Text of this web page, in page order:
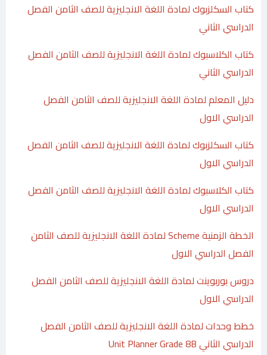
كتاب السكلزبوك لمادة اللغة الانجليزية للصف الثامن الفصل
الدراسي الثاني
كتاب الكلاسبوك لمادة اللغة الانجليزية للصف الثامن الفصل
الدراسي الثاني
دليل المعلم لمادة اللغة الانجليزية للصف الثامن الفصل
الدراسي الاول
كتاب السكلزبوك لمادة اللغة الانجليزية للصف الثامن الفصل
الدراسي الاول
كتاب الكلاسبوك لمادة اللغة الانجليزية للصف الثامن الفصل
الدراسي الاول
الخطة الزمنية Scheme لمادة اللغة الانجليزية للصف الثامن
الفصل الدراسي الاول
دروس بوربوينت لمادة اللغة الانجليزية للصف الثامن الفصل
الدراسي الاول
خطط وحدات لمادة اللغة الانجليزية للصف الثامن الفصل
الدراسي الثاني Unit Planner Grade 8B